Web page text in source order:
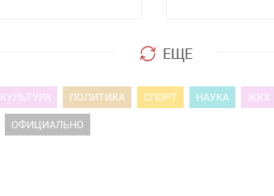
ЕЩЕ
КУЛЬТУРА ПОЛИТИКА СПОРТ НАУКА ЖКХ
ОФИЦИАЛЬНО